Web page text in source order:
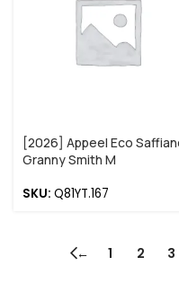
[2026] Appeel Eco
Granny Smith M
SKU: Q81YT.167
← 1 2 3